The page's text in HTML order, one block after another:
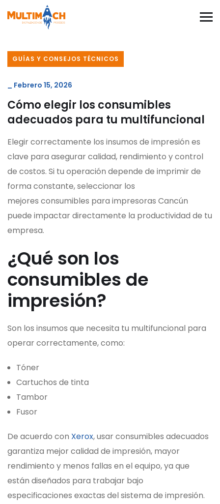
GUÍAS Y CONSEJOS TÉCNICOS
_ Febrero 15, 2026
Cómo elegir los consumibles
adecuados para tu multifuncional
Elegir correctamente los insumos de impresión es
clave para asegurar calidad, rendimiento y control
de costos. Si tu operación depende de imprimir de
forma constante, seleccionar los
mejores consumibles para impresoras Cancún
puede impactar directamente la productividad de tu
empresa.
¿Qué son los
consumibles de
impresión?
Son los insumos que necesita tu multifuncional para
operar correctamente, como:
Tóner
Cartuchos de tinta
Tambor
Fusor
De acuerdo con Xerox, usar consumibles adecuados
garantiza mejor calidad de impresión, mayor
rendimiento y menos fallas en el equipo, ya que
están diseñados para trabajar bajo
especificaciones exactas del sistema de impresión.